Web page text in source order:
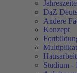
DaZ
Andere
Konzept
Studium -